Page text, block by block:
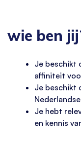
wie ben
Je beschikt
affiniteit
Je beschikt
Je hebt
en kennis